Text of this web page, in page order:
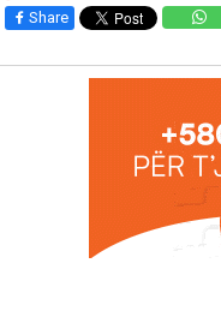
Share